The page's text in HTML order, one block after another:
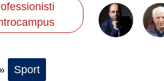
Sport